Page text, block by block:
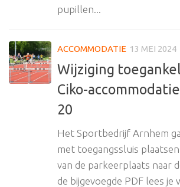
pupillen...
ACCOMMODATIE 13 MEI 2024
Wijziging
Ciko-
20
Het Sportbedrijf Arnhem
met toegangssluis
van de parkeerplaats naar
de bijgevoegde PDF lees